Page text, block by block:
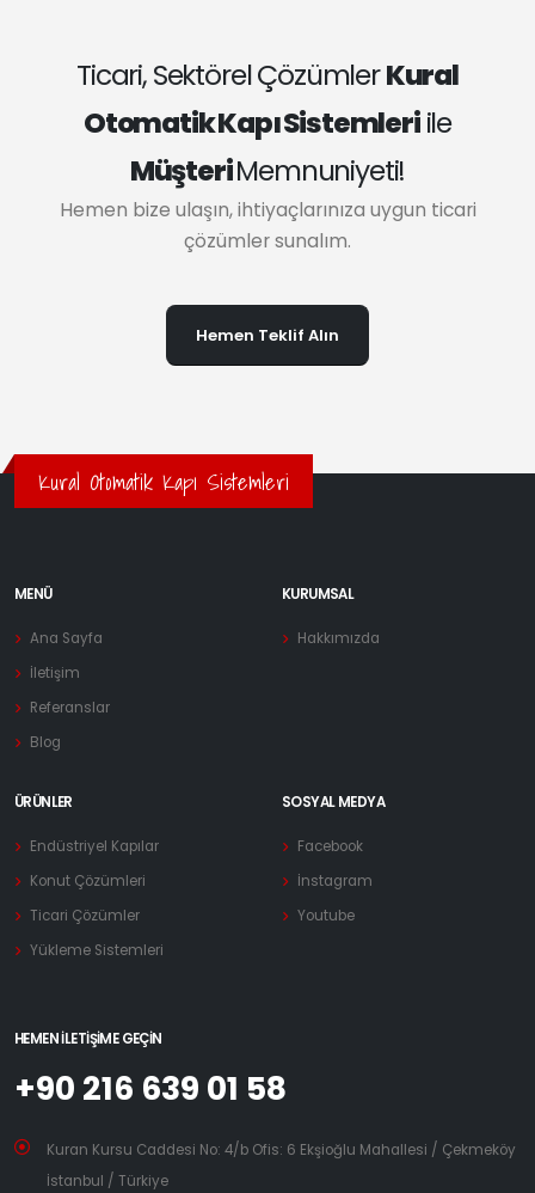
Ticari, Sektörel ÇözümlerKural
Otomatik Kapı Sistemleriile
MüşteriMemnuniyeti!
Hemen bize ulaşın, ihtiyaçlarınıza uygun ticari
çözümler sunalım.
Hemen Teklif Alın
Kural Otomatik Kapı Sistemleri
MENÜ
Ana Sayfa
İletişim
Referanslar
Blog
KURUMSAL
Hakkımızda
ÜRÜNLER
Endüstriyel Kapılar
Konut Çözümleri
Ticari Çözümler
Yükleme Sistemleri
SOSYAL MEDYA
Facebook
İnstagram
Youtube
HEMEN İLETIŞIME GEÇIN
+90 216 639 01 58
Kuran Kursu Caddesi No: 4/b Ofis: 6 Ekşioğlu Mahallesi / Çekmeköy
İstanbul / Türkiye